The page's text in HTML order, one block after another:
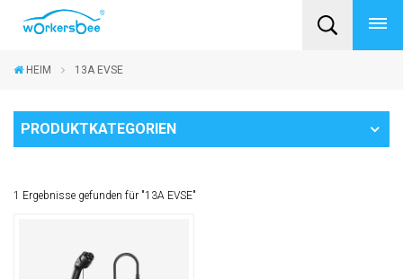
HEIM 13A EVSE
PRODUKTKATEGORIEN
1 Ergebnisse gefunden für "13A EVSE"